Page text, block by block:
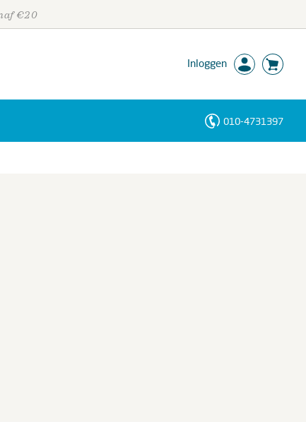
€20
Inloggen
010-4731397